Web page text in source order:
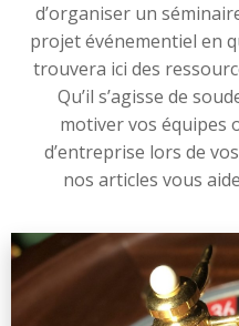
d’organiser un
projet événementiel en
trouvera ici des
Qu’il s’agisse de
motiver vos équipes
d’entreprise lors de
nos articles vous